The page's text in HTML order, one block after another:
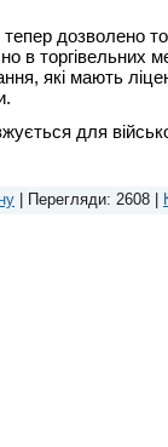
дозволено
в торгівельних
які мають
для
| Перегляди: 2608 |